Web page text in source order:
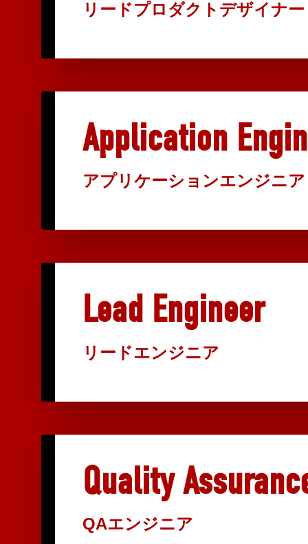
リードプロダクトデザイナー
Application
アプリケーションエンジニア
Lead Engineer
リードエンジニア
Quality
QAエンジニア